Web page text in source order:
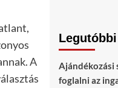
A
Ajándékozási
foglalni az